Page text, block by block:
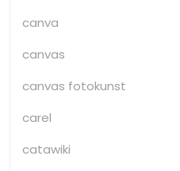
canva
canvas
canvas fotokunst
carel
catawiki